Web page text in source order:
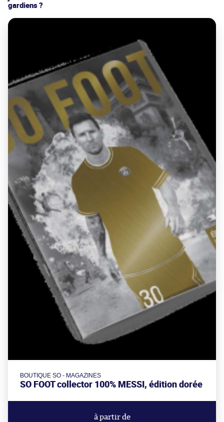
gardiens ?
BOUTIQUE SO - MAGAZINES
SO FOOT collector 100% MESSI, édition dorée
à partir de